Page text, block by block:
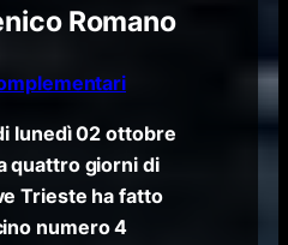
Romano
lunedì 02 ottobre
quattro giorni di
Trieste ha fatto
numero 4